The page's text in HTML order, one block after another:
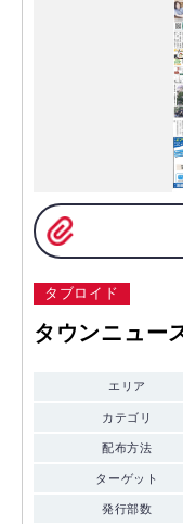
タブロイド
タウンニュ
エリア
カテゴリ
配布方法
ターゲット
発行部数